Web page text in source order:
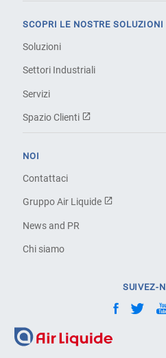
SCOPRI LE NOSTRE SOLUZIONI
Soluzioni
Settori Industriali
Servizi
Spazio Clienti
NOI
Contattaci
Gruppo Air Liquide
News and PR
Chi siamo
SUIVEZ-